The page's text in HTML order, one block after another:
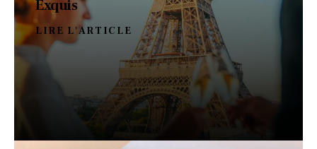
Exquis
LIRE L'ARTICLE